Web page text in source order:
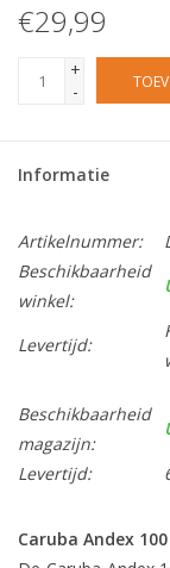
€29,99
+
-
Informatie
Artikelnummer:
Beschikbaarheid
winkel:
Levertijd:
Beschikbaarheid
magazijn:
Levertijd:
Caruba Andex 100